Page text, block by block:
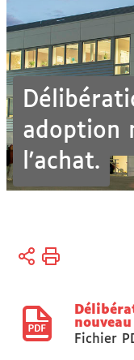
adoption
l'achat.
Vous
Accueil
Organisation
Conseils,
Fichier